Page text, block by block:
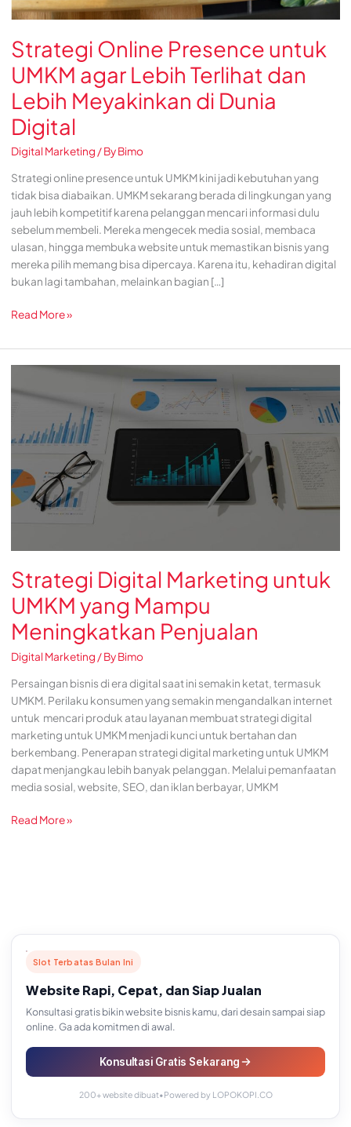
Slot Terbatas Bulan Ini
Website Rapi, Cepat, dan Siap Jualan
Konsultasi gratis bikin website bisnis kamu, dari desain sampai siap
online. Ga ada komitmen di awal.
Konsultasi Gratis Sekarang
200+ website dibuat•Powered by LOPOKOPI.CO
Strategi Online Presence untuk
UMKM agar Lebih Terlihat dan
Lebih Meyakinkan di Dunia
Digital
Digital Marketing / ByBimo
Strategi online presence untuk UMKM kini jadi kebutuhan yang
tidak bisa diabaikan. UMKM sekarang berada di lingkungan yang
jauh lebih kompetitif karena pelanggan mencari informasi dulu
sebelum membeli. Mereka mengecek media sosial, membaca
ulasan, hingga membuka website untuk memastikan bisnis yang
mereka pilih memang bisa dipercaya. Karena itu, kehadiran digital
bukan lagi tambahan, melainkan bagian […]
Meyakinkan
Dunia
Digital
Read More »
Strategi Digital Marketing untuk
UMKM yang Mampu
Meningkatkan Penjualan
Digital Marketing / ByBimo
Persaingan bisnis di era digital saat ini semakin ketat, termasuk
UMKM. Perilaku konsumen yang semakin mengandalkan internet
untuk mencari produk atau layanan membuat strategi digital
marketing untuk UMKM menjadi kunci untuk bertahan dan
berkembang. Penerapan strategi digital marketing untuk UMKM
dapat menjangkau lebih banyak pelanggan. Melalui pemanfaatan
media sosial, website, SEO, dan iklan berbayar, UMKM
Digital
UMKM
Mampu
Meningkatkan
Penjualan
Read More »